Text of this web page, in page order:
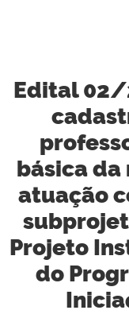
Edital 02/
básica
atuação
Projeto
do